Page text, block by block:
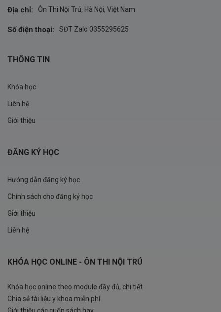
Địa chỉ: Ôn Thi Nội Trú, Hà Nội, Việt Nam
Số điện thoại: SĐT Zalo 0355295625
THÔNG TIN
Khóa học
Liên hệ
Giới thiệu
ĐĂNG KÝ HỌC
Hướng dẫn đăng ký học
Chính sách cho đăng ký học
Giới thiệu
Liên hệ
KHÓA HỌC ONLINE - ÔN THI NỘI TRÚ
Khóa học online theo module đầy đủ, chi tiết
Chia sẻ tài liệu y khoa miễn phí